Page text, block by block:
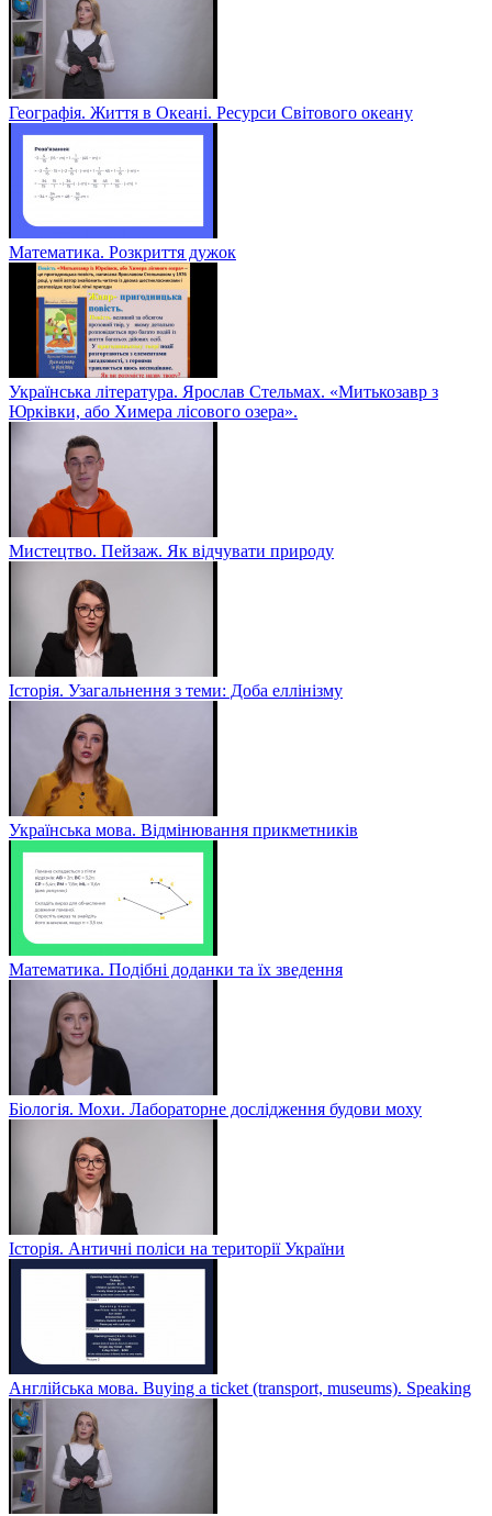
Географія. Життя в Океані. Ресурси Світового океану
Математика. Розкриття дужок
Українська література. Ярослав Стельмах. «Митькозавр з
Юрківки, або Химера лісового озера».
Мистецтво. Пейзаж. Як відчувати природу
Історія. Узагальнення з теми: Доба еллінізму
Українська мова. Відмінювання прикметників
Математика. Подібні доданки та їх зведення
Біологія. Мохи. Лабораторне дослідження будови моху
Історія. Античні поліси на території України
Англійська мова. Buying a ticket (transport, museums). Speaking